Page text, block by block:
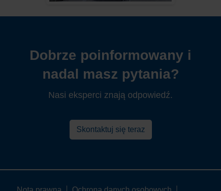
Dobrze poinformowany i
nadal masz pytania?
Nasi eksperci znają odpowiedź.
Skontaktuj się teraz